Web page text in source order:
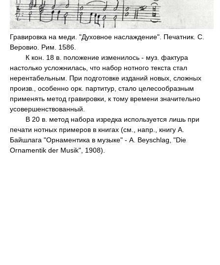
Гравировка на меди. "Духовное наслаждение". Печатник. С.
Веровио. Рим. 1586.
К кон. 18 в. положение изменилось - муз. фактура
настолько усложнилась, что набор нотного текста стал
нерентабельным. При подготовке изданий новых, сложных
произв., особенно орк. партитур, стало целесообразным
применять метод гравировки, к тому времени значительно
усовершенствованный.
В 20 в. метод набора изредка используется лишь при
печати нотных примеров в книгах (см., напр., книгу А.
Байшлага "Орнаментика в музыке" - А. Beyschlag, "Die
Ornamentik der Musik", 1908).